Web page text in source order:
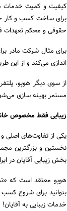
کیفیت و کمیت خدمات
برای ساخت کسب و کار
حقوقی و محکم
برای مثال شرکت مادر
اندازی می‌کند و از این
از سوی دیگر هوپو،
مستمر بهینه سازی
زیبایی فقط مخصوص
یکی از تفاوت‌های اصلی
نخستین و بزرگترین
بخش زیبایی آقایان در
هوپو معتقد است که
بتوانید برای شروع کسب
خدمات زیبایی به آقایان!